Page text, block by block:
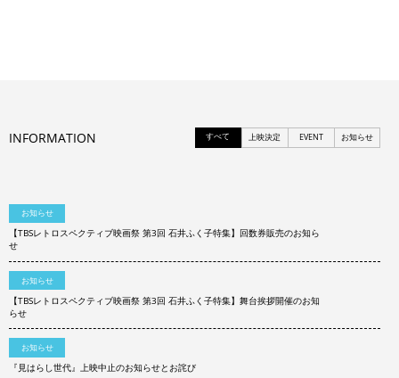
INFORMATION すべて 上映決定 EVENT お知らせ
お知らせ
【TBSレトロスペクティブ映画祭 第3回 石井ふく子特集】回数券販売のお知ら
せ
お知らせ
【TBSレトロスペクティブ映画祭 第3回 石井ふく子特集】舞台挨拶開催のお知
らせ
お知らせ
『見はらし世代』上映中止のお知らせとお詫び